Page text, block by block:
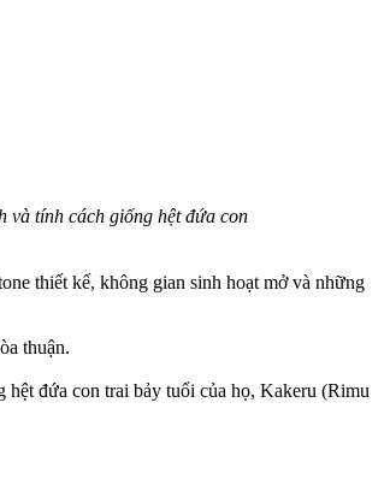
và tính cách giống hệt đứa con
thiết kế, không gian sinh hoạt mở và những
thuận.
hệt đứa con trai bảy tuổi của họ, Kakeru (Rimu